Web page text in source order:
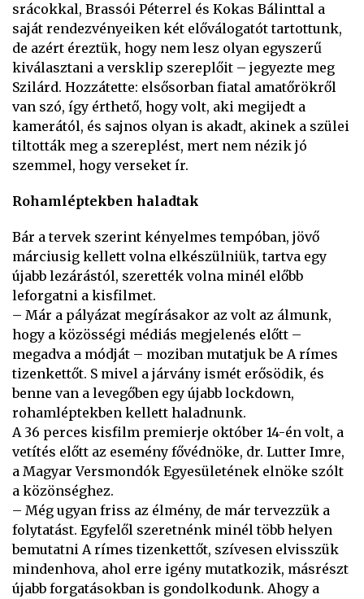
srácokkal, Brassói Péterrel és Kokas Bálinttal a
saját rendezvényeiken két előválogatót tartottunk,
de azért éreztük, hogy nem lesz olyan egyszerű
kiválasztani a versklip szereplőit – jegyezte meg
Szilárd. Hozzátette: elsősorban fiatal amatőrökről
van szó, így érthető, hogy volt, aki megijedt a
kamerától, és sajnos olyan is akadt, akinek a szülei
tiltották meg a szereplést, mert nem nézik jó
szemmel, hogy verseket ír.
Rohamléptekben haladtak
Bár a tervek szerint kényelmes tempóban, jövő
márciusig kellett volna elkészülniük, tartva egy
újabb lezárástól, szerették volna minél előbb
leforgatni a kisfilmet.
– Már a pályázat megírásakor az volt az álmunk,
hogy a közösségi médiás megjelenés előtt –
megadva a módját – moziban mutatjuk be A rímes
tizenkettőt. S mivel a járvány ismét erősödik, és
benne van a levegőben egy újabb lockdown,
rohamléptekben kellett haladnunk.
A 36 perces kisfilm premierje október 14-én volt, a
vetítés előtt az esemény fővédnöke, dr. Lutter Imre,
a Magyar Versmondók Egyesületének elnöke szólt
a közönséghez.
– Még ugyan friss az élmény, de már tervezzük a
folytatást. Egyfelől szeretnénk minél több helyen
bemutatni A rímes tizenkettőt, szívesen elvisszük
mindenhova, ahol erre igény mutatkozik, másrészt
újabb forgatásokban is gondolkodunk. Ahogy a